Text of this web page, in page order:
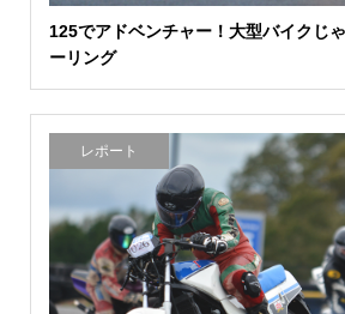
125でアドベンチャー！大型バイクじ
ーリング
レポート